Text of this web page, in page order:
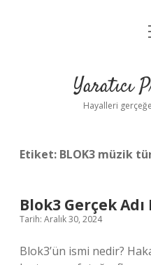
Yaratıcı
Hayalleri
Etiket: BLOK3 müzik
Blok3 Gerçek Adı
Tarih: Aralık 30, 2024
Blok3’ün ismi nedir?